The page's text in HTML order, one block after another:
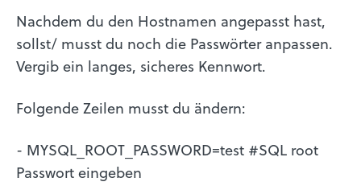
Nachdem du den Hostnamen angepasst hast,
sollst/ musst du noch die Passwörter anpassen.
Vergib ein langes, sicheres Kennwort.
Folgende Zeilen musst du ändern:
- MYSQL_ROOT_PASSWORD=test #SQL root
Passwort eingeben